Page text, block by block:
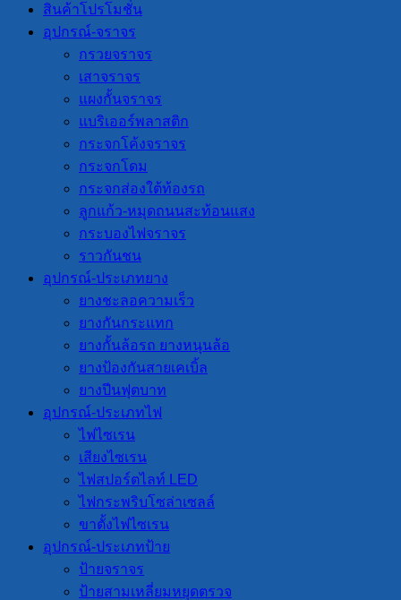
สินค้าโปรโมชั่น
อุปกรณ์-จราจร
กรวยจราจร
เสาจราจร
แผงกั้นจราจร
แบริเออร์พลาสติก
กระจกโค้งจราจร
กระจกโดม
กระจกส่องใต้ท้องรถ
ลูกแก้ว-หมุดถนนสะท้อนแสง
กระบองไฟจราจร
ราวกันชน
อุปกรณ์-ประเภทยาง
ยางชะลอความเร็ว
ยางกันกระแทก
ยางกั้นล้อรถ ยางหนุนล้อ
ยางป้องกันสายเคเบิ้ล
ยางปีนฟุตบาท
อุปกรณ์-ประเภทไฟ
ไฟไซเรน
เสียงไซเรน
ไฟสปอร์ตไลท์ LED
ไฟกระพริบโซล่าเซลล์
ขาตั้งไฟไซเรน
อุปกรณ์-ประเภทป้าย
ป้ายจราจร
ป้ายสามเหลี่ยมหยุดตรวจ